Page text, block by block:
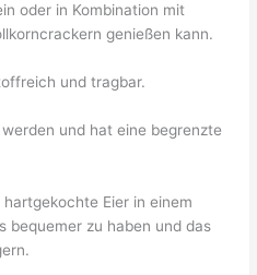
oder in Kombination mit
genießen kann.
und tragbar.
und hat eine begrenzte
Eier in einem
bequemer zu haben und das